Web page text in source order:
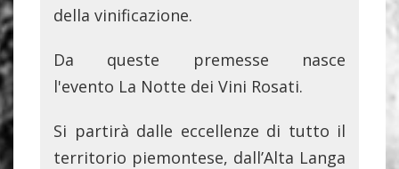
della vinificazione.
Da queste premesse nasce
l'evento La Notte dei Vini Rosati.
Si partirà dalle eccellenze di tutto il
territorio piemontese, dall’Alta Langa